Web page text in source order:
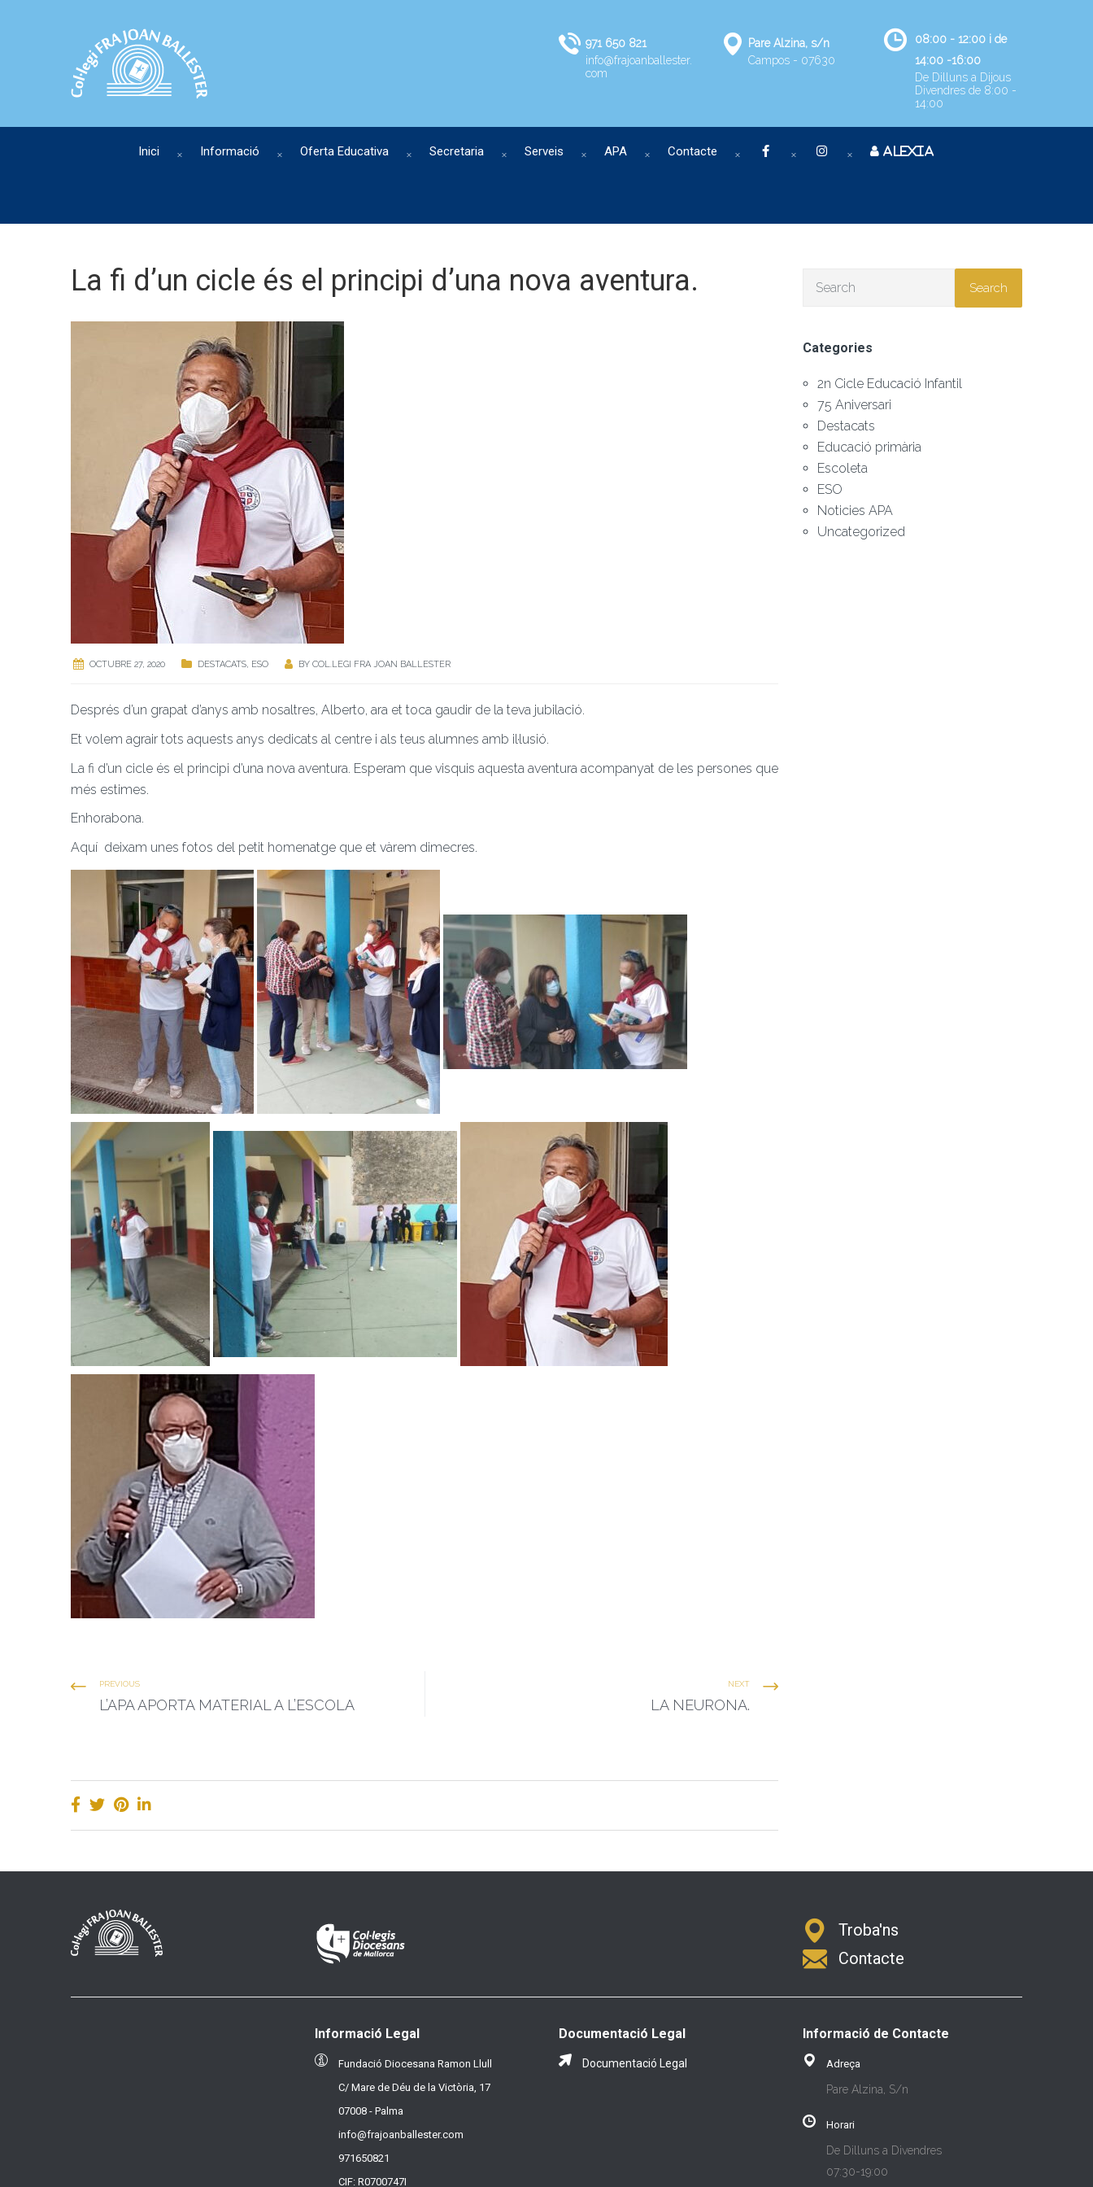
971 650 821
info@frajoanballester.
com
Pare Alzina, s/n
Campos - 07630
08:00 - 12:00 i de
14:00 -16:00
De Dilluns a Dijous
Divendres de 8:00 -
14:00
Inici Informació Oferta Educativa Secretaria Serveis APA Contacte ALEXIA
La fi d’un cicle és el principi d’una nova aventura.
OCTUBRE 27, 2020 DESTACATS, ESO BY COL.LEGI FRA JOAN BALLESTER
Després d’un grapat d’anys amb nosaltres, Alberto, ara et toca gaudir de la teva jubilació.
Et volem agrair tots aquests anys dedicats al centre i als teus alumnes amb il·lusió.
La fi d’un cicle és el principi d’una nova aventura. Esperam que visquis aquesta aventura acompanyat de les persones que
més estimes.
Enhorabona.
Aquí deixam unes fotos del petit homenatge que et vàrem dimecres.
PREVIOUS
L’APA APORTA MATERIAL A L’ESCOLA
NEXT
LA NEURONA.
Search
Categories
2n Cicle Educació Infantil
75 Aniversari
Destacats
Educació primària
Escoleta
ESO
Noticies APA
Uncategorized
Troba'ns
Contacte
Informació Legal
Fundació Diocesana Ramon Llull
C/ Mare de Déu de la Victòria, 17
07008 - Palma
info@frajoanballester.com
971650821
CIF: R0700747I
Documentació Legal
Documentació Legal
Informació de Contacte
Adreça
Pare Alzina, S/n
Horari
De Dilluns a Divendres
07:30-19:00